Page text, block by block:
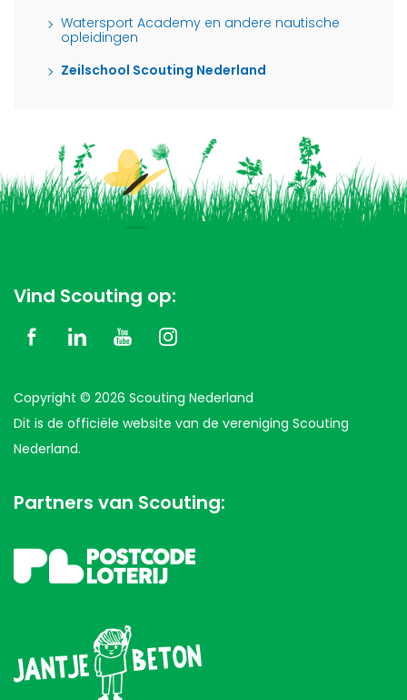
Watersport Academy en andere nautische
opleidingen
Zeilschool Scouting Nederland
Vind Scouting op:
Copyright © 2026 Scouting Nederland
Dit is de officiële website van de vereniging Scouting
Nederland.
Partners van Scouting: